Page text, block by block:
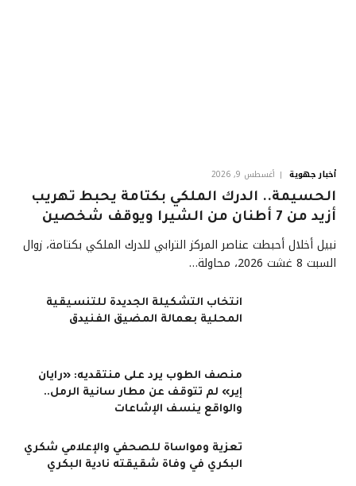
أخبار جهوية
أغسطس 9, 2026
الحسيمة.. الدرك الملكي بكتامة يحبط تهريب
أزيد من 7 أطنان من الشيرا ويوقف شخصين
نبيل أخلال أحبطت عناصر المركز الترابي للدرك الملكي بكتامة، زوال
السبت 8 غشت 2026، محاولة…
انتخاب التشكيلة الجديدة للتنسيقية
المحلية بعمالة المضيق الفنيدق
منصف الطوب يرد على منتقديه: «رايان
إير» لم تتوقف عن مطار سانية الرمل..
والواقع ينسف الإشاعات
تعزية ومواساة للصحفي والإعلامي شكري
البكري في وفاة شقيقته نادية البكري